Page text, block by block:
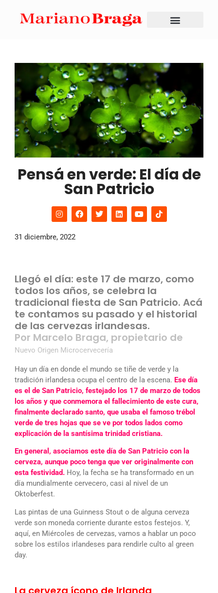
Pensá en verde: El día de
San Patricio
31 diciembre, 2022
Llegó el día: este 17 de marzo, como
todos los años, se celebra la
tradicional fiesta de San Patricio. Acá
te contamos su pasado y el historial
de las cervezas irlandesas.
Por Marcelo Braga, propietario de
Nuevo Origen Microcervecería
Hay un día en donde el mundo se tiñe de verde y la
tradición irlandesa ocupa el centro de la escena. Ese día
es el de San Patricio, festejado los 17 de marzo de todos
los años y que conmemora el fallecimiento de este cura,
finalmente declarado santo, que usaba el famoso trébol
verde de tres hojas que se ve por todos lados como
explicación de la santísima trinidad cristiana.
En general, asociamos este día de San Patricio con la
cerveza, aunque poco tenga que ver originalmente con
esta festividad. Hoy, la fecha se ha transformado en un
día mundialmente cervecero, casi al nivel de un
Oktoberfest.
Las pintas de una Guinness Stout o de alguna cerveza
verde son moneda corriente durante estos festejos. Y,
aquí, en Miércoles de cervezas, vamos a hablar un poco
sobre los estilos irlandeses para rendirle culto al green
day.